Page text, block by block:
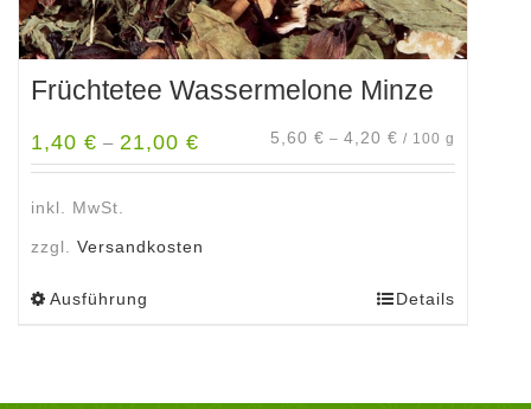
Früchtetee Wassermelone Minze
1,40 € – 21,00 € 5,60 € – 4,20 € / 100 g
inkl. MwSt.
zzgl. Versandkosten
Ausführung Details